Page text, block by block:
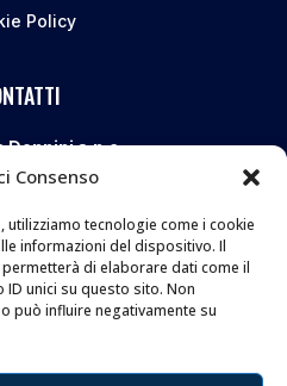
Consenso
tecnologie come i cookie
informazioni del dispositivo. Il
di elaborare dati come il
unici su questo sito. Non
può influire negativamente su
Policy
Donnini s.n.c.
e Silvia Donnini
70 – 50136 FIRENZE
055 661 438